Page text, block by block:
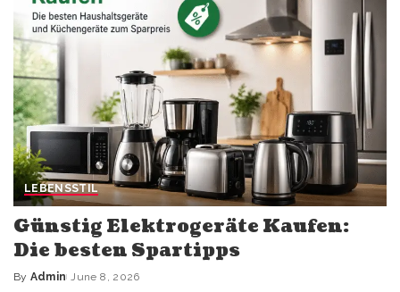
LEBENSSTIL
Günstig Elektrogeräte Kaufen:
Die besten Spartipps
Posted
By Admin June 8, 2026